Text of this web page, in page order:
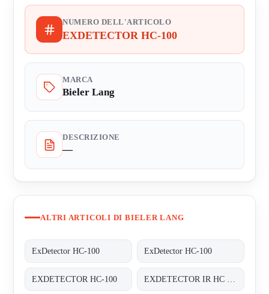
NUMERO DELL'ARTICOLO
EXDETECTOR HC-100
MARCA
Bieler Lang
DESCRIZIONE
—
ALTRI ARTICOLI DI BIELER LANG
ExDetector HC-100 ExDetector HC-100
EXDETECTOR HC-100